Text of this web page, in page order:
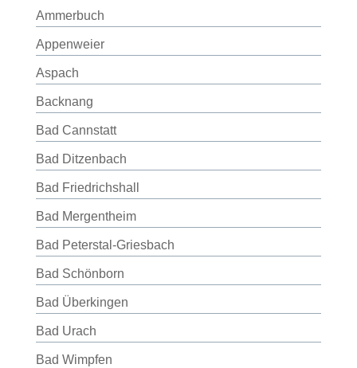
Ammerbuch
Appenweier
Aspach
Backnang
Bad Cannstatt
Bad Ditzenbach
Bad Friedrichshall
Bad Mergentheim
Bad Peterstal-Griesbach
Bad Schönborn
Bad Überkingen
Bad Urach
Bad Wimpfen